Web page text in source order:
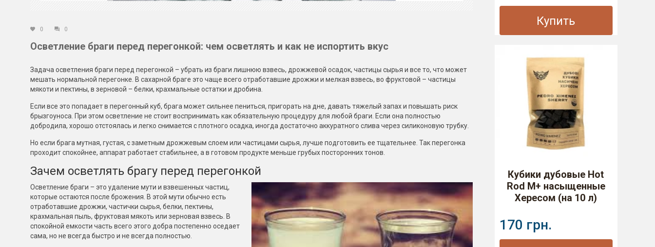
0 0
Осветление браги перед перегонкой: чем осветлять и как не испортить вкус
Задача осветления браги перед перегонкой – убрать из браги лишнюю взвесь, дрожжевой осадок, частицы сырья и все то, что может
мешать нормальной перегонке. В сахарной браге это чаще всего отработавшие дрожжи и мелкая взвесь, во фруктовой – частицы
мякоти и пектины, в зерновой – белки, крахмальные остатки и дробина.
Если все это попадает в перегонный куб, брага может сильнее пениться, пригорать на дне, давать тяжелый запах и повышать риск
брызгоуноса. При этом осветление не стоит воспринимать как обязательную процедуру для любой браги. Если она полностью
добродила, хорошо отстоялась и легко снимается с плотного осадка, иногда достаточно аккуратного слива через силиконовую трубку.
Но если брага мутная, густая, с заметным дрожжевым слоем или частицами сырья, лучше подготовить ее тщательнее. Так перегонка
проходит спокойнее, аппарат работает стабильнее, а в готовом продукте меньше грубых посторонних тонов.
Зачем осветлять брагу перед перегонкой
Осветление браги – это удаление мути и взвешенных частиц,
которые остаются после брожения. В этой мути обычно есть
отработавшие дрожжи, частички сырья, белки, пектины,
крахмальная пыль, фруктовая мякоть или зерновая взвесь. В
спокойной емкости часть всего этого добра постепенно оседает
сама, но не всегда быстро и не всегда полностью.
Купить
Кубики дубовые Hot
Rod M+ насыщенные
Хересом (на 10 л)
170 грн.